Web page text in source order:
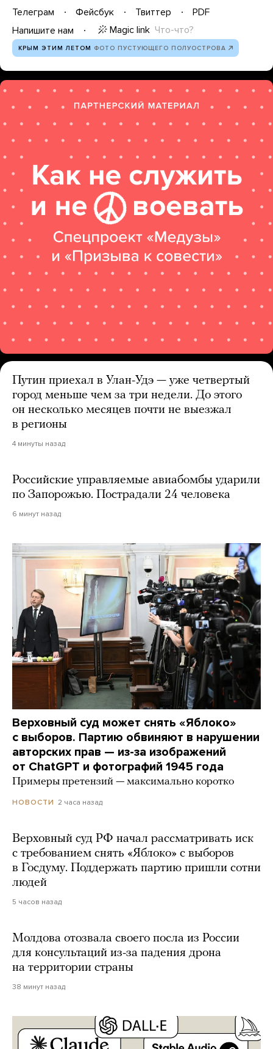
Телеграм Фейсбук Твиттер
PDF
Напишите нам
Magic link Что-что?
КРЫМ ЭТИМ ЛЕТОМ ФОТО ПУСТУЮЩЕГО ПОЛУОСТРОВА
Путин приехал в Улан-Удэ — уже четвертый
город меньше чем за три недели. До этого
он несколько месяцев почти не выезжал
в регионы
4 минуты назад
Российские управляемые авиабомбы ударили
по Запорожью. Пострадали 24 человека
6 минут назад
Верховный суд может снять «Яблоко»
с выборов. Партию обвиняют в нарушении
авторских прав — из-за изображений
от ChatGPT и фотографий 1945 года
Примеры претензий — максимально коротко
НОВОСТИ 2 часа назад
Верховный суд РФ начал рассматривать иск
с требованием снять «Яблоко» с выборов
в Госдуму. Поддержать партию пришли сотни
людей
5 часов назад
Молдова отозвала своего посла из России
для консультаций из-за падения дрона
на территории страны
38 минут назад